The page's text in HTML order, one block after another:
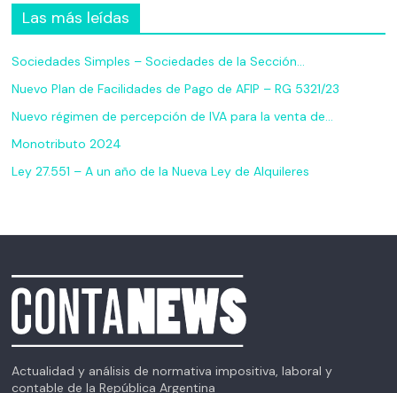
Las más leídas
Sociedades Simples – Sociedades de la Sección…
Nuevo Plan de Facilidades de Pago de AFIP – RG 5321/23
Nuevo régimen de percepción de IVA para la venta de…
Monotributo 2024
Ley 27.551 – A un año de la Nueva Ley de Alquileres
Actualidad y análisis de normativa impositiva, laboral y
contable de la República Argentina